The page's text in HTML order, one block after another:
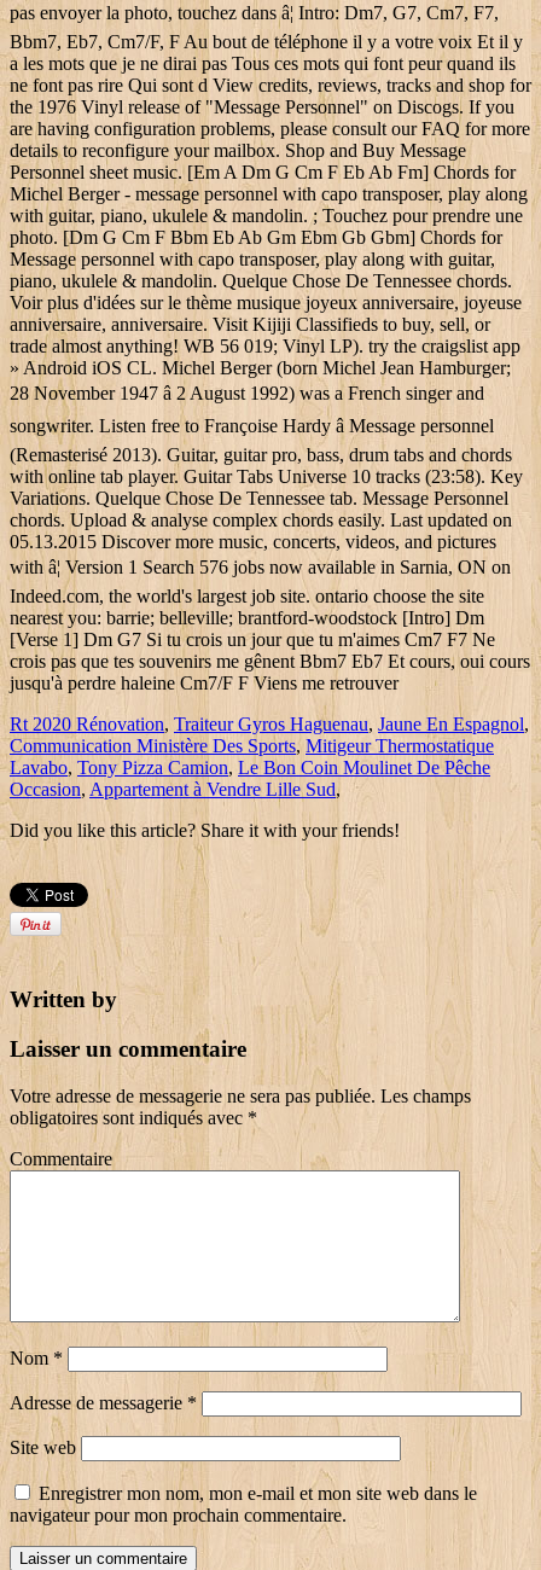
pas envoyer la photo, touchez dans â¦ Intro: Dm7, G7, Cm7, F7,
Bbm7, Eb7, Cm7/F, F Au bout de téléphone il y a votre voix Et il y
a les mots que je ne dirai pas Tous ces mots qui font peur quand ils
ne font pas rire Qui sont d View credits, reviews, tracks and shop for
the 1976 Vinyl release of "Message Personnel" on Discogs. If you
are having configuration problems, please consult our FAQ for more
details to reconfigure your mailbox. Shop and Buy Message
Personnel sheet music. [Em A Dm G Cm F Eb Ab Fm] Chords for
Michel Berger - message personnel with capo transposer, play along
with guitar, piano, ukulele & mandolin. ; Touchez pour prendre une
photo. [Dm G Cm F Bbm Eb Ab Gm Ebm Gb Gbm] Chords for
Message personnel with capo transposer, play along with guitar,
piano, ukulele & mandolin. Quelque Chose De Tennessee chords.
Voir plus d'idées sur le thème musique joyeux anniversaire, joyeuse
anniversaire, anniversaire. Visit Kijiji Classifieds to buy, sell, or
trade almost anything! WB 56 019; Vinyl LP). try the craigslist app
» Android iOS CL. Michel Berger (born Michel Jean Hamburger;
28 November 1947 â 2 August 1992) was a French singer and
songwriter. Listen free to Françoise Hardy â Message personnel
(Remasterisé 2013). Guitar, guitar pro, bass, drum tabs and chords
with online tab player. Guitar Tabs Universe 10 tracks (23:58). Key
Variations. Quelque Chose De Tennessee tab. Message Personnel
chords. Upload & analyse complex chords easily. Last updated on
05.13.2015 Discover more music, concerts, videos, and pictures
with â¦ Version 1 Search 576 jobs now available in Sarnia, ON on
Indeed.com, the world's largest job site. ontario choose the site
nearest you: barrie; belleville; brantford-woodstock [Intro] Dm
[Verse 1] Dm G7 Si tu crois un jour que tu m'aimes Cm7 F7 Ne
crois pas que tes souvenirs me gênent Bbm7 Eb7 Et cours, oui cours
jusqu'à perdre haleine Cm7/F F Viens me retrouver
Rt 2020 Rénovation, Traiteur Gyros Haguenau, Jaune En Espagnol,
Communication Ministère Des Sports, Mitigeur Thermostatique
Lavabo, Tony Pizza Camion, Le Bon Coin Moulinet De Pêche
Occasion, Appartement à Vendre Lille Sud,
Did you like this article? Share it with your friends!
Written by
Laisser un commentaire
Votre adresse de messagerie ne sera pas publiée. Les champs
obligatoires sont indiqués avec *
Commentaire
Nom *
Adresse de messagerie *
Site web
Enregistrer mon nom, mon e-mail et mon site web dans le
navigateur pour mon prochain commentaire.